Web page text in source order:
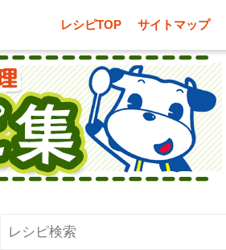
レシピTOP サイトマップ